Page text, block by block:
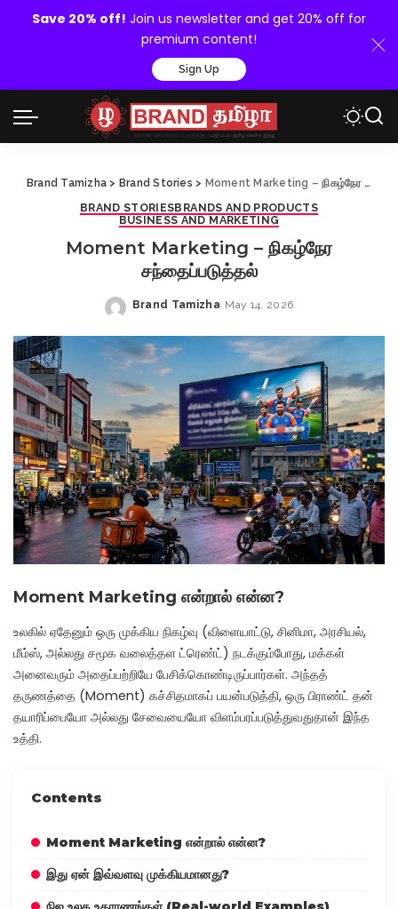
Save 20% off! Join us newsletter and get 20% off for
premium content!
Sign Up
Brand Tamizha > Brand Stories > Moment Marketing – நிகழ்நேர சந்தைப்படுத்தல்
BRAND STORIESBRANDS AND PRODUCTS
BUSINESS AND MARKETING
Moment Marketing – நிகழ்நேர
சந்தைப்படுத்தல்
Posted
Brand Tamizha May 14, 2026
Moment Marketing என்றால் என்ன?
உலகில் ஏதேனும் ஒரு முக்கிய நிகழ்வு (விளையாட்டு, சினிமா, அரசியல்,
மீம்ஸ், அல்லது சமூக வலைத்தள ட்ரெண்ட்) நடக்கும்போது, மக்கள்
அனைவரும் அதைப்பற்றியே பேசிக்கொண்டிருப்பார்கள். அந்தத்
தருணத்தை (Moment) கச்சிதமாகப் பயன்படுத்தி, ஒரு பிராண்ட் தன்
தயாரிப்பையோ அல்லது சேவையையோ விளம்பரப்படுத்துவதுதான் இந்த
உத்தி.
Contents
Moment Marketing என்றால் என்ன?
இது ஏன் இவ்வளவு முக்கியமானது?